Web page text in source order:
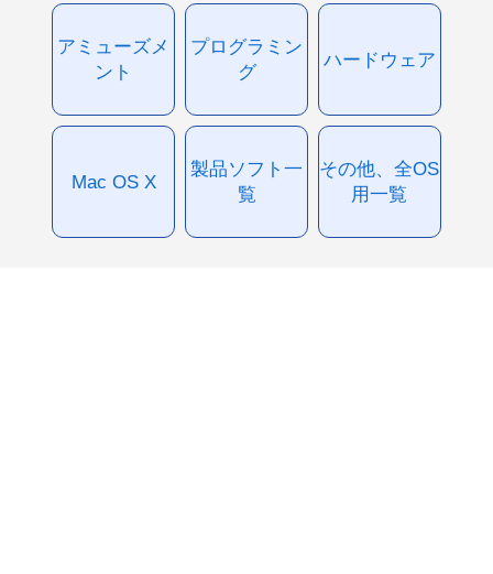
アミューズメ
ント
プログラミン
グ
ハードウェア
Mac OS X
製品ソフト一
覧
その他、全OS
用一覧